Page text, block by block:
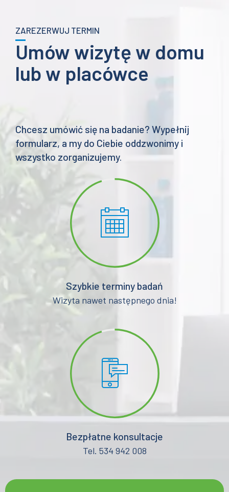
ZAREZERWUJ TERMIN
Umów wizytę w domu
lub w placówce
Chcesz umówić się na badanie? Wypełnij
formularz, a my do Ciebie oddzwonimy i
wszystko zorganizujemy.
Szybkie terminy badań
Wizyta nawet następnego dnia!
Bezpłatne konsultacje
Tel. 534 942 008